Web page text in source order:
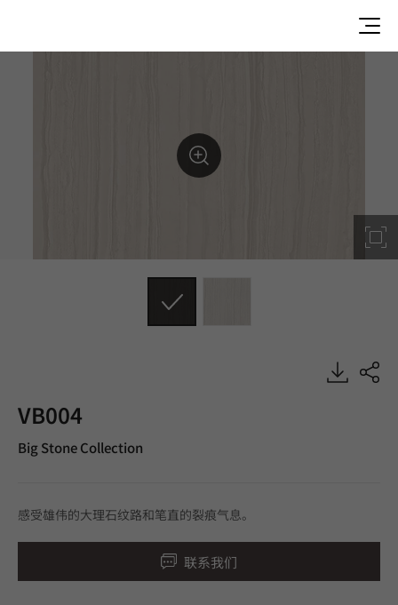
VB004
Big Stone Collection
感受雄伟的大理石纹路和笔直的裂痕气息。
联系我们